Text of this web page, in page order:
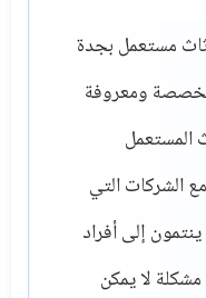
مستعمل بجدة
ومعروفة
المستعمل
الشركات التي
إلى أفراد
لا يمكن